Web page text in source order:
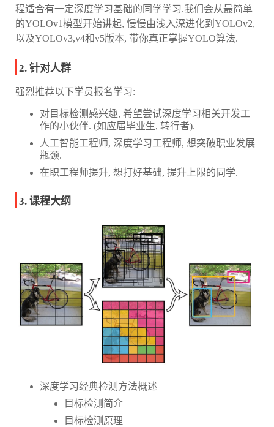
程适合有一定深度学习基础的同学学习.我们会从最简单
的YOLOv1模型开始讲起, 慢慢由浅入深进化到YOLOv2,
以及YOLOv3,v4和v5版本, 带你真正掌握YOLO算法.
2. 针对人群
强烈推荐以下学员报名学习:
对目标检测感兴趣, 希望尝试深度学习相关开发工
作的小伙伴. (如应届毕业生, 转行者).
人工智能工程师, 深度学习工程师, 想突破职业发展
瓶颈.
在职工程师提升, 想打好基础, 提升上限的同学.
3. 课程大纲
深度学习经典检测方法概述
目标检测简介
目标检测原理